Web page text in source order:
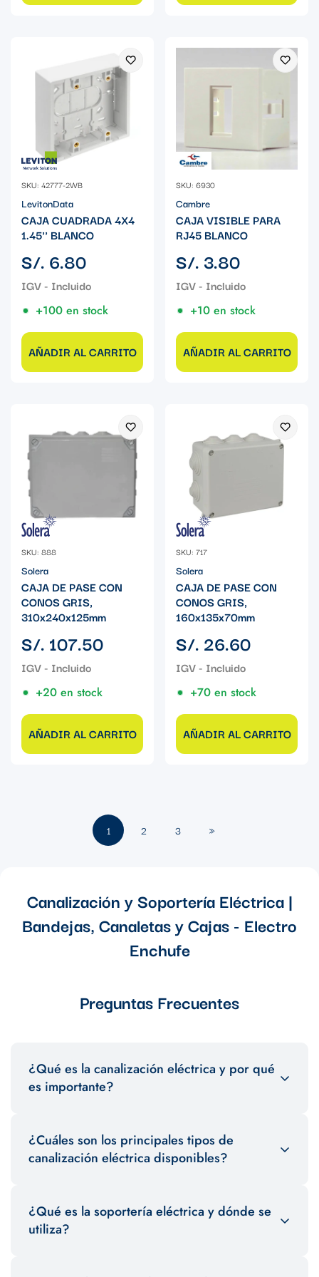
SKU: 42777-2WB
LevitonData
CAJA CUADRADA 4X4
1.45'' BLANCO
Precio
regular
S/. 6.80
+100 en stock
AÑADIR AL CARRITO
SKU: 6930
Cambre
CAJA VISIBLE PARA
RJ45 BLANCO
Precio
regular
S/. 3.80
+10 en stock
AÑADIR AL CARRITO
SKU: 888
Solera
CAJA DE PASE CON
CONOS GRIS,
310x240x125mm
Precio
regular
S/. 107.50
+20 en stock
AÑADIR AL CARRITO
SKU: 717
Solera
CAJA DE PASE CON
CONOS GRIS,
160x135x70mm
Precio
regular
S/. 26.60
+70 en stock
AÑADIR AL CARRITO
1 2 3 »
Canalización y Soportería Eléctrica |
Bandejas, Canaletas y Cajas - Electro
Enchufe
Preguntas Frecuentes
¿Qué es la canalización eléctrica y por qué
es importante?
y organizar los cables eléctricos en una instalación. Es esencial
para garantizar la seguridad, facilitar el mantenimiento y
¿Cuáles son los principales tipos de
canalización eléctrica disponibles?
bandejas portacables y ductos plásticos o metálicos. Cada
uno está diseñado para diferentes aplicaciones y entornos.
¿Qué es la soportería eléctrica y dónde se
utiliza?